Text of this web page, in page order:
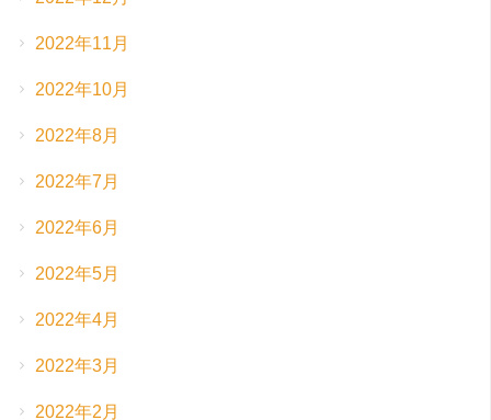
2022年11月
2022年10月
2022年8月
2022年7月
2022年6月
2022年5月
2022年4月
2022年3月
2022年2月